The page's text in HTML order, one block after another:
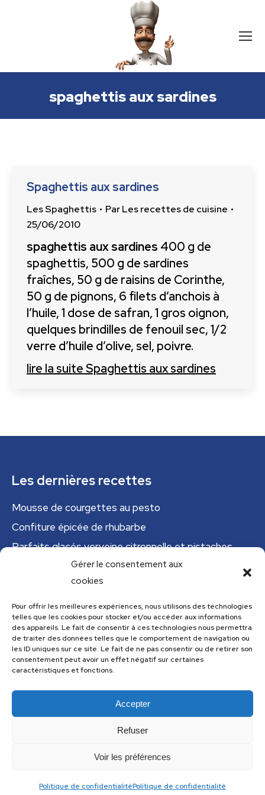
Gérer le consentement aux
cookies
Pour offrir les meilleures expériences, nous utilisons des technologies
telles que les cookies pour stocker et/ou accéder aux informations
des appareils. Le fait de consentir à ces technologies nous permettra
de traiter des données telles que le comportement de navigation ou
les ID uniques sur ce site. Le fait de ne pas consentir ou de retirer son
consentement peut avoir un effet négatif sur certaines
caractéristiques et fonctions.
Accepter
Refuser
Voir les préférences
Politique de confidentialitéPolitique de confidentialité
spaghettis aux sardines
Spaghettis aux sardines
Les Spaghettis ParLes recettes de cuisine
25/06/2010
spaghettis aux sardines 400 g de
spaghettis, 500 g de sardines
fraîches, 50 g de raisins de Corinthe,
50 g de pignons, 6 filets d’anchois à
l’huile, 1 dose de safran, 1 gros oignon,
quelques brindilles de fenouil sec, 1/2
verre d’huile d’olive, sel, poivre.
lire la suiteSpaghettis aux sardines
Les dernières recettes
Mousse de courgettes au pesto
Confiture épicée de rhubarbe
Parfaits glacés verveine citronnelle et pistaches
Tajine tunisien à la courgette (IG bas)
Cannelloni de courgettes
Menu
Menu
Les recettes de cuisine.com utiliseAccessibility Checker
surveiller l'accessibilité de notre site web.